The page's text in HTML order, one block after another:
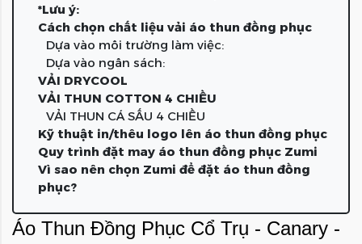
*Lưu ý:
Cách chọn chất liệu vải áo thun đồng phục
Dựa vào môi trường làm việc:
Dựa vào ngân sách:
VẢI DRYCOOL
VẢI THUN COTTON 4 CHIỀU
VẢI THUN CÁ SẤU 4 CHIỀU
Kỹ thuật in/thêu logo lên áo thun đồng phục
Quy trình đặt may áo thun đồng phục Zumi
Vì sao nên chọn Zumi để đặt áo thun đồng
phục?
Áo Thun Đồng Phục Cổ Trụ - Canary -